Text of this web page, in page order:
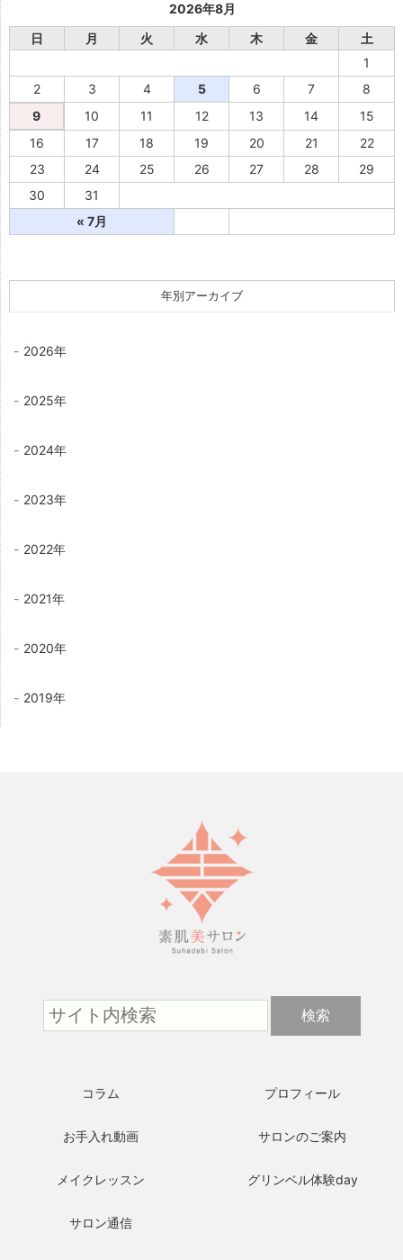
2026年8月
日
月 火 水 木 金 土
« 7月
1
2
3 4 5 6 7
8
9
10 11 12 13 14
15
16
17 18 19 20 21
22
23
24 25 26 27 28
29
30
31
年別アーカイブ
2026年
2025年
2024年
2023年
2022年
2021年
2020年
2019年
コラム プロフィール
お手入れ動画 サロンのご案内
メイクレッスン グリンベル体験day
サロン通信